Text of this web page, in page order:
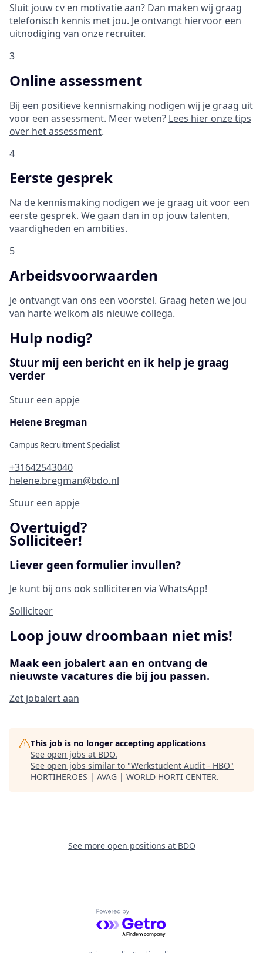
Sluit jouw cv en motivatie aan? Dan maken wij graag
telefonisch kennis met jou. Je ontvangt hiervoor een
uitnodiging van onze recruiter.
3
Online assessment
Bij een positieve kennismaking nodigen wij je graag uit
voor een assessment. Meer weten? Lees hier onze tips
over het assessment.
4
Eerste gesprek
Na de kennismaking nodigen we je graag uit voor een
eerste gesprek. We gaan dan in op jouw talenten,
vaardigheden en ambities.
5
Arbeidsvoorwaarden
Je ontvangt van ons een voorstel. Graag heten we jou
van harte welkom als nieuwe collega.
Hulp nodig?
Stuur mij een bericht en ik help je graag
verder
Stuur een appje
Helene Bregman
Campus Recruitment Specialist
+31642543040
helene.bregman@bdo.nl
Stuur een appje
Overtuigd?
Solliciteer!
Liever geen formulier invullen?
Je kunt bij ons ook solliciteren via WhatsApp!
Solliciteer
Loop jouw droombaan niet mis!
Maak een jobalert aan en ontvang de
nieuwste vacatures die bij jou passen.
Zet jobalert aan
This job is no longer accepting applications
See open jobs at BDO.
See open jobs similar to "Werkstudent Audit - HBO"
HORTIHEROES | AVAG | WORLD HORTI CENTER.
See more open positions at BDO
Powered by Getro.com